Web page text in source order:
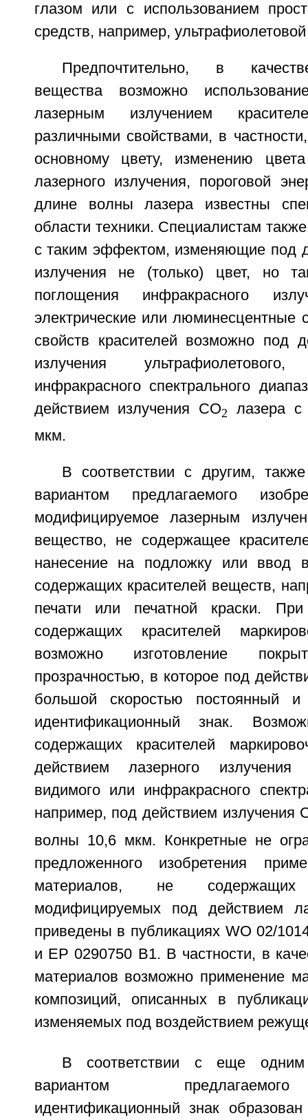
глазом или с использованием
средств, например,
Предпочтительно, в
вещества возможно
лазерным излучением
различными свойствами, в
основному цвету, изменению
лазерного излучения, пороговой
длине волны лазера известны
области техники. Специалистам
с таким эффектом, изменяющие под
излучения не (только) цвет, но
поглощения инфракрасного
электрические или люминесцентные
свойств красителей возможно под
излучения
инфракрасного спектрального
действием излучения СO2
лазера
мкм.
В соответствии с другим,
вариантом предлагаемого
модифицируемое лазерным
вещество, не содержащее
нанесение на подложку или ввод
содержащих красителей веществ,
печати или печатной краски.
содержащих красителей
возможно изготовление
прозрачностью, в которое под
большой скоростью постоянный и
идентификационный знак.
содержащих красителей
действием лазерного излучения
видимого или инфракрасного
например, под действием излучения
волны 10,6 мкм. Конкретные не
предложенного изобретения
материалов, не
модифицируемых под действием
приведены в публикациях WO 02/
и ЕР 0290750 В1. В частности, в
материалов возможно применение
композиций, описанных в
изменяемых под воздействием
В соответствии с еще одним
вариантом
идентификационный знак